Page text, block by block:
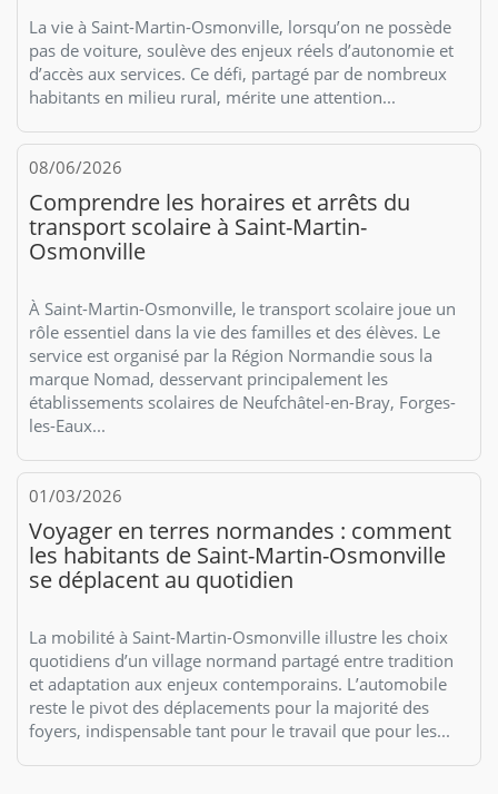
La vie à Saint-Martin-Osmonville, lorsqu’on ne possède
pas de voiture, soulève des enjeux réels d’autonomie et
d’accès aux services. Ce défi, partagé par de nombreux
habitants en milieu rural, mérite une attention...
08/06/2026
Comprendre les horaires et arrêts du
transport scolaire à Saint-Martin-
Osmonville
À Saint-Martin-Osmonville, le transport scolaire joue un
rôle essentiel dans la vie des familles et des élèves. Le
service est organisé par la Région Normandie sous la
marque Nomad, desservant principalement les
établissements scolaires de Neufchâtel-en-Bray, Forges-
les-Eaux...
01/03/2026
Voyager en terres normandes : comment
les habitants de Saint-Martin-Osmonville
se déplacent au quotidien
La mobilité à Saint-Martin-Osmonville illustre les choix
quotidiens d’un village normand partagé entre tradition
et adaptation aux enjeux contemporains. L’automobile
reste le pivot des déplacements pour la majorité des
foyers, indispensable tant pour le travail que pour les...